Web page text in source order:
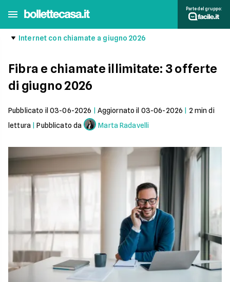
Parte del gruppo:
Internet con chiamate a giugno 2026
Fibra e chiamate illimitate: 3 offerte
di giugno 2026
Pubblicato il 03-06-2026 Aggiornato il 03-06-2026 2 min di
lettura |Pubblicato da Marta Radavelli